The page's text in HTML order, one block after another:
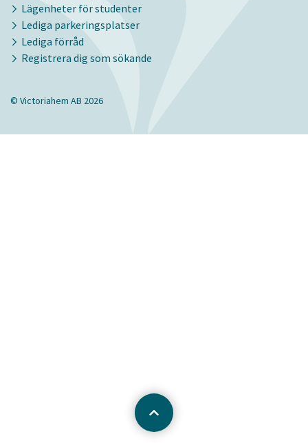
Lägenheter för studenter
Lediga parkeringsplatser
Lediga förråd
Registrera dig som sökande
© Victoriahem AB 2026